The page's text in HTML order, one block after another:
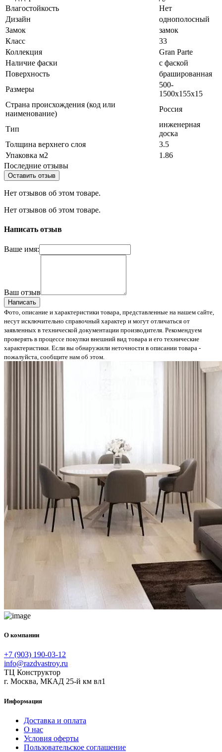
Влагостойкость
Нет
Дизайн
однополосный
Замок
замок
Класс
33
Коллекция
Gran Parte
Наличие фаски
с фаской
Поверхность
брашированная
Размеры
500-
1500x155x15
Страна происхождения (код или
наименование)
Россия
Тип
инженерная
доска
Толщина верхнего слоя
3.5
Упаковка м2
1.86
Последние отзывы
Оставить отзыв
Нет отзывов об этом товаре.
Нет отзывов об этом товаре.
Написать отзыв
Ваше имя:
Ваш отзыв
Написать
Фото, описание и характеристики товара, представленные на нашем сайте,
несут исключительно справочный характер и могут отличаться от
заявленных в технической документации производителя. Рекомендуем
проверять в процессе покупки внешний вид товара и его технические
характеристики. Если вы обнаружили неточности в описании товара -
пожалуйста, сообщите нам об этом.
О компании
+7 (903) 190-03-12
info@razdvastroy.ru
ТЦ Конструктор
г. Москва, МКАД 25-й км вл1
Информация
Доставка и оплата
О нас
Условия оферты
Пользовательское соглашение